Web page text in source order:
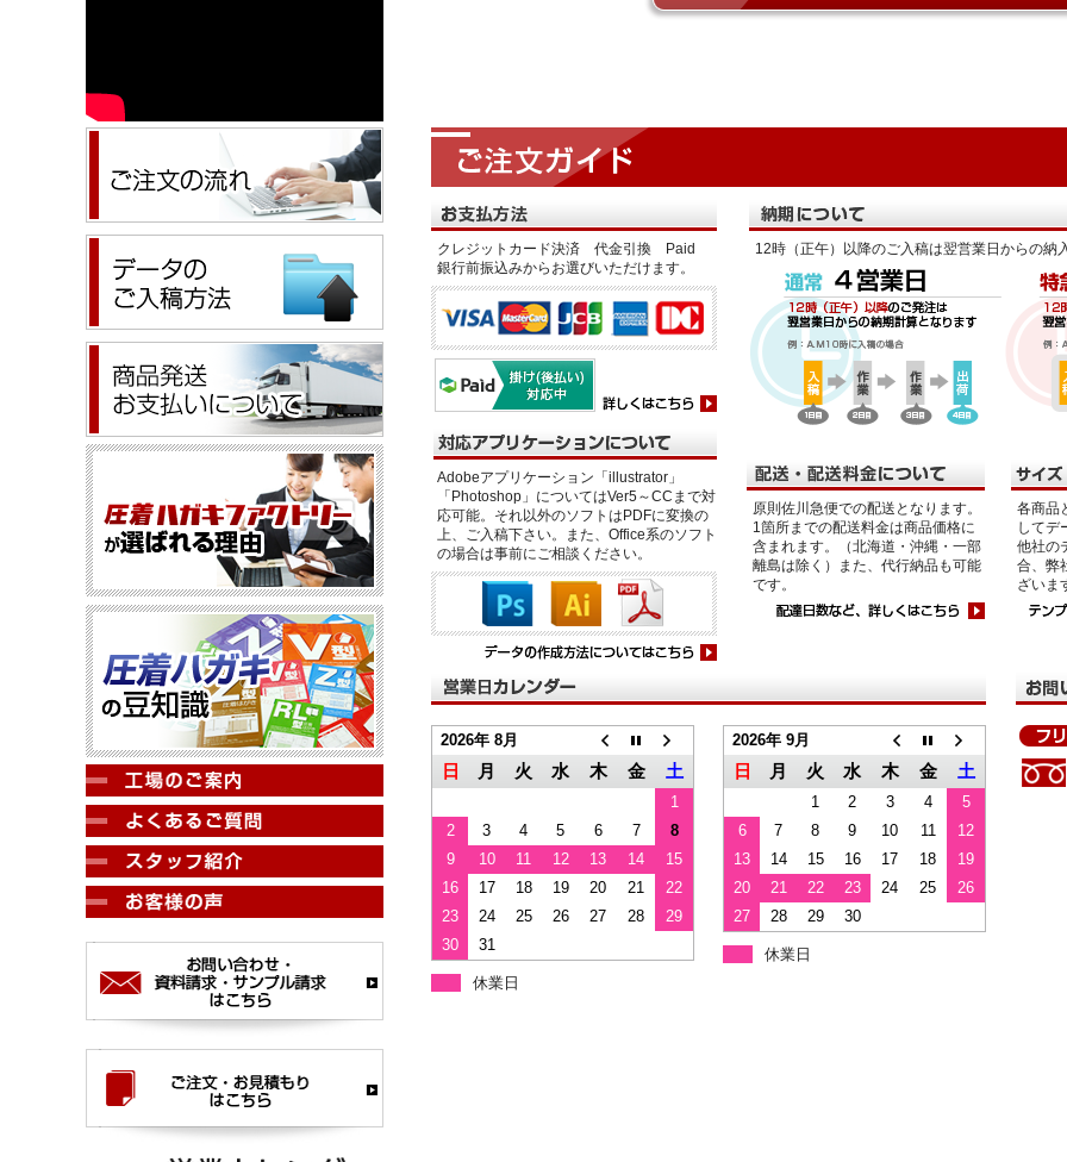
クレジットカード決済 代金引換 Paid
銀行前振込みからお選びいただけます。
12時（正午）以降のご入稿は翌営業日からの納
Adobeアプリケーション「illustrator」
「Photoshop」についてはVer5～CCまで対
応可能。それ以外のソフトはPDFに変換の
上、ご入稿下さい。また、Office系のソフト
の場合は事前にご相談ください。
原則佐川急便での配送となります。
1箇所までの配送料金は商品価格に
含まれます。（北海道・沖縄・一部
離島は除く）また、代行納品も可能
です。
各商品
してデ
他社の
合、弊
ざいま
2026年 8月
日 月 火 水 木 金 土
1
2
3 4 5 6 7
8
9
10 11 12 13 14
15
16
17 18 19 20 21
22
23
24 25 26 27 28
29
30
31
休業日
2026年 9月
日 月 火 水 木 金 土
1 2 3 4
5
6
7 8 9 10 11
12
13
14 15 16 17 18
19
20
21 22 23 24 25
26
27
28 29 30
休業日